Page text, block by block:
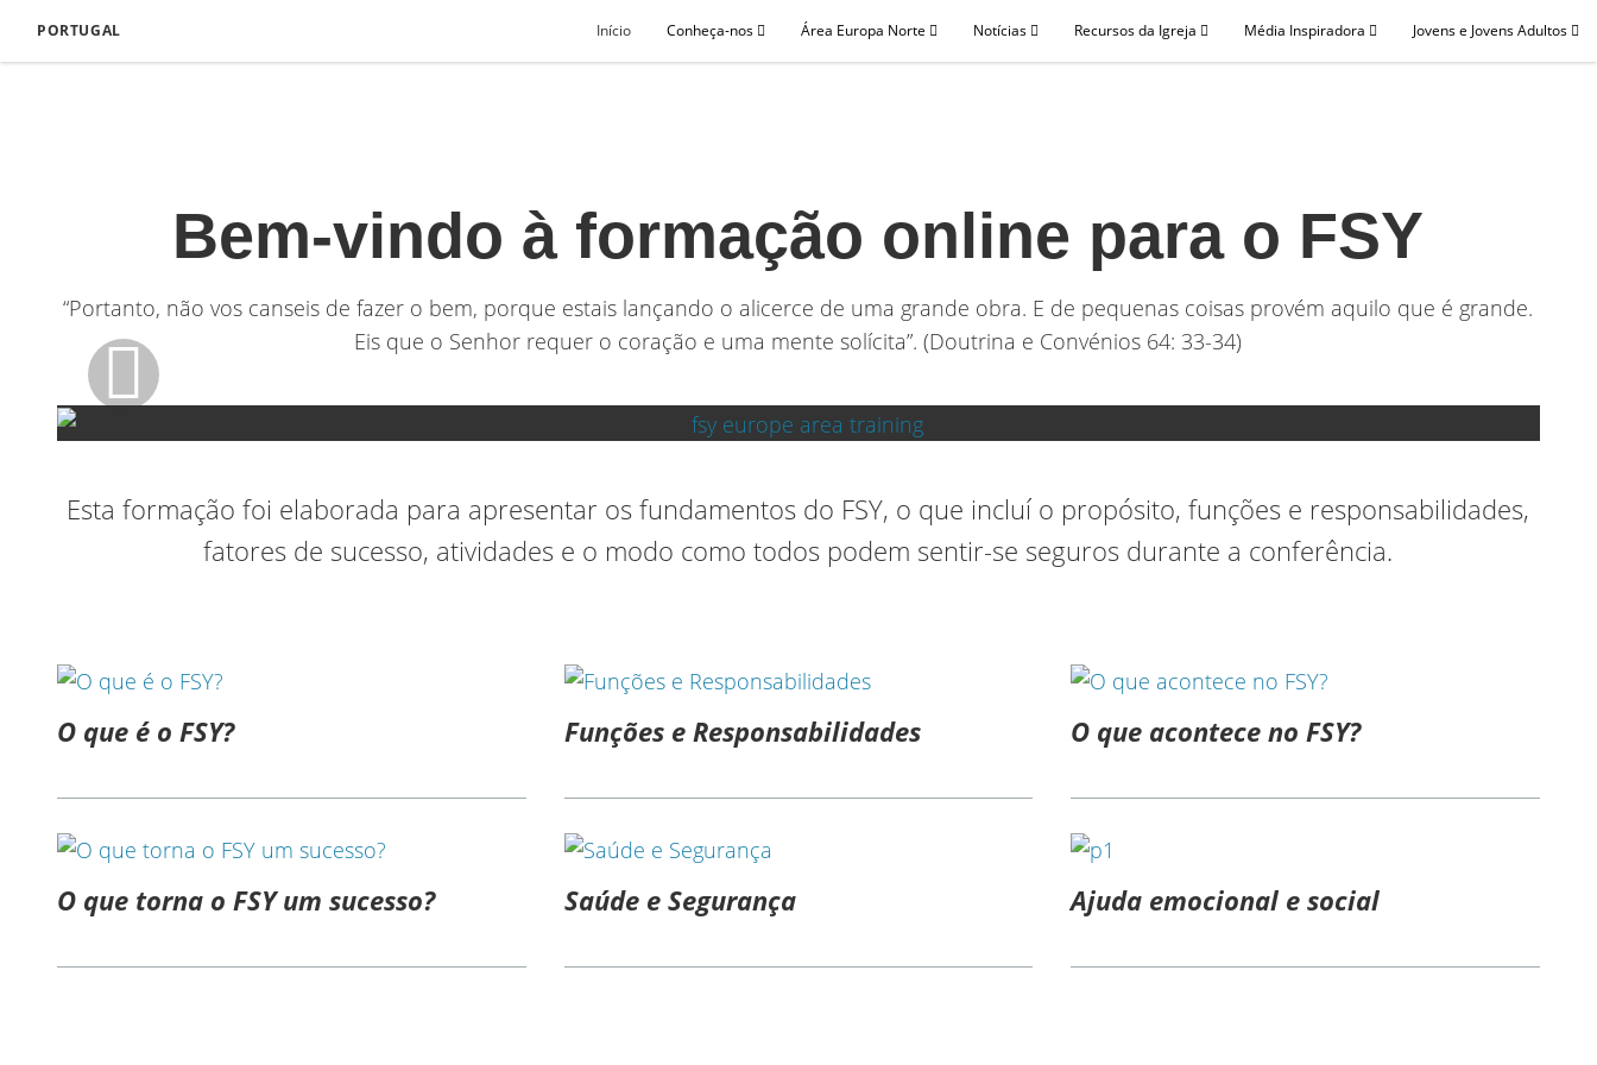
PORTUGAL Início Conheça-nos Área Europa Norte Notícias Recursos da Igreja Média Inspiradora Jovens e Jovens Adultos
Bem-vindo à formação online para o FSY
“Portanto, não vos canseis de fazer o bem, porque estais lançando o alicerce de uma grande obra. E de pequenas coisas provém aquilo que é grande.
Eis que o Senhor requer o coração e uma mente solícita”. (Doutrina e Convénios 64: 33-34)
Esta formação foi elaborada para apresentar os fundamentos do FSY, o que incluí o propósito, funções e responsabilidades,
fatores de sucesso, atividades e o modo como todos podem sentir-se seguros durante a conferência.
O que é o FSY? Funções e Responsabilidades O que acontece no FSY?
O que torna o FSY um sucesso? Saúde e Segurança Ajuda emocional e social